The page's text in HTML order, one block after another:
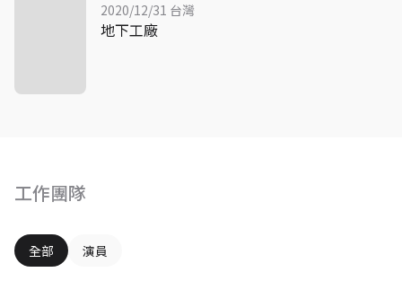
工作團隊
全部 演員
2020/12/31 台灣
地下工廠